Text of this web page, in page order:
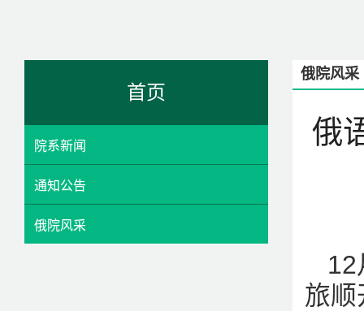
首页
院系新闻
通知公告
俄院风采
俄院风采
俄
12
旅顺